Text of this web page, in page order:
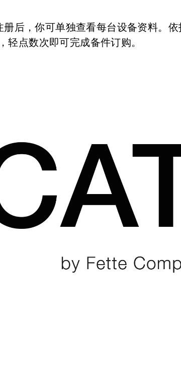
后，你可单独查看每台设备资料。依
轻点数次即可完成备件订购。